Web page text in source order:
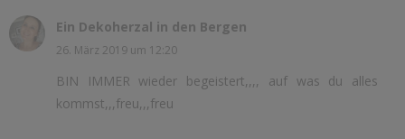
Ein Dekoherzal in den Bergen
26. März 2019 um 12:20
BIN IMMER wieder begeistert,,,, auf was du alles
kommst,,,freu,,,freu